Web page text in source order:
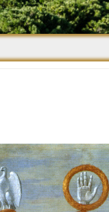
Возрождение и
Барокко